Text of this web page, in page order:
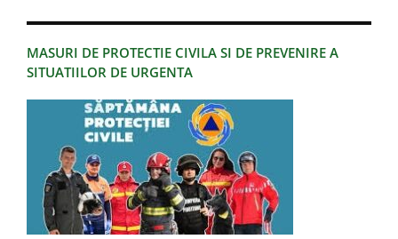
MASURI DE PROTECTIE CIVILA SI DE PREVENIRE A
SITUATIILOR DE URGENTA